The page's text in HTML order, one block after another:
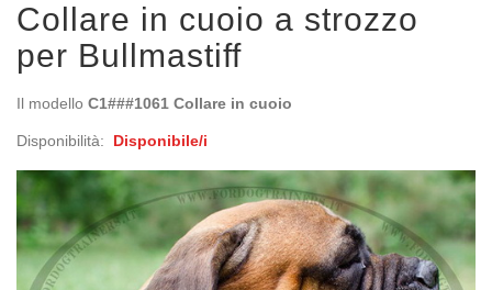
Collare in cuoio a strozzo
per Bullmastiff
Il modello C1###1061 Collare in cuoio
Disponibilità: Disponibile/i